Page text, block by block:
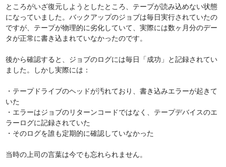
ところがいざ復元しようとしたところ、テープが読み込めない状態
になっていました。バックアップのジョブは毎日実行されていたの
ですが、テープが物理的に劣化していて、実際には数ヶ月分のデー
タが正常に書き込まれていなかったのです。
後から確認すると、ジョブのログには毎日「成功」と記録されてい
ました。しかし実際には：
・テープドライブのヘッドが汚れており、書き込みエラーが起きて
いた
・エラーはジョブのリターンコードではなく、テープデバイスのエ
ラーログに記録されていた
・そのログを誰も定期的に確認していなかった
当時の上司の言葉は今でも忘れられません。